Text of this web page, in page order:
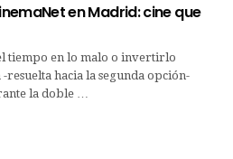
en Madrid: cine que
tiempo en lo malo o invertirlo
resuelta hacia la segunda opción-
la doble …